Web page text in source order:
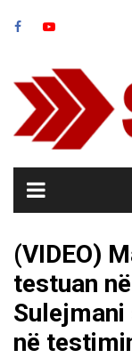
(VIDEO)
testuan
në